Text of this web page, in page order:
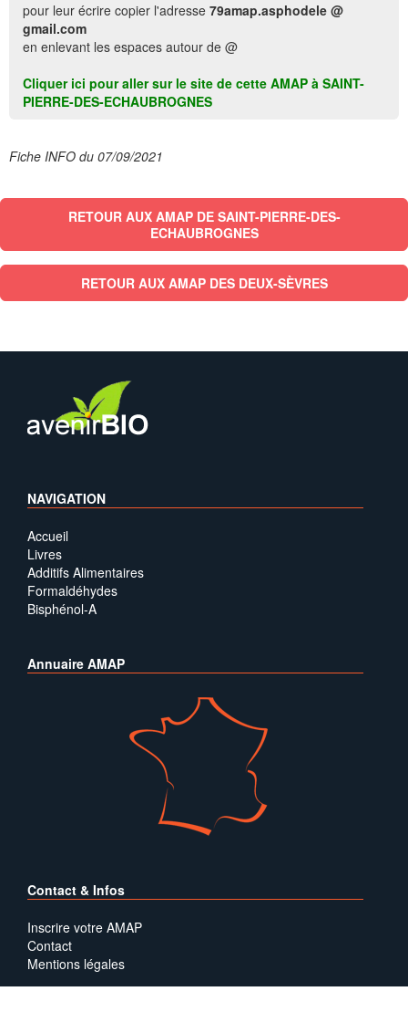
pour leur écrire copier l'adresse 79amap.asphodele @
gmail.com
en enlevant les espaces autour de @
Cliquer ici pour aller sur le site de cette AMAP à SAINT-
PIERRE-DES-ECHAUBROGNES
Fiche INFO du 07/09/2021
RETOUR AUX AMAP DE SAINT-PIERRE-DES-
ECHAUBROGNES
RETOUR AUX AMAP DES DEUX-SÈVRES
NAVIGATION
Accueil
Livres
Additifs Alimentaires
Formaldéhydes
Bisphénol-A
Annuaire AMAP
Contact & Infos
Inscrire votre AMAP
Contact
Mentions légales